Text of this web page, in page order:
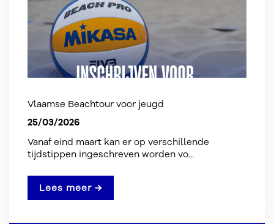
Vlaamse Beachtour voor jeugd
25/03/2026
Vanaf eind maart kan er op verschillende
tijdstippen ingeschreven worden vo...
Lees meer →